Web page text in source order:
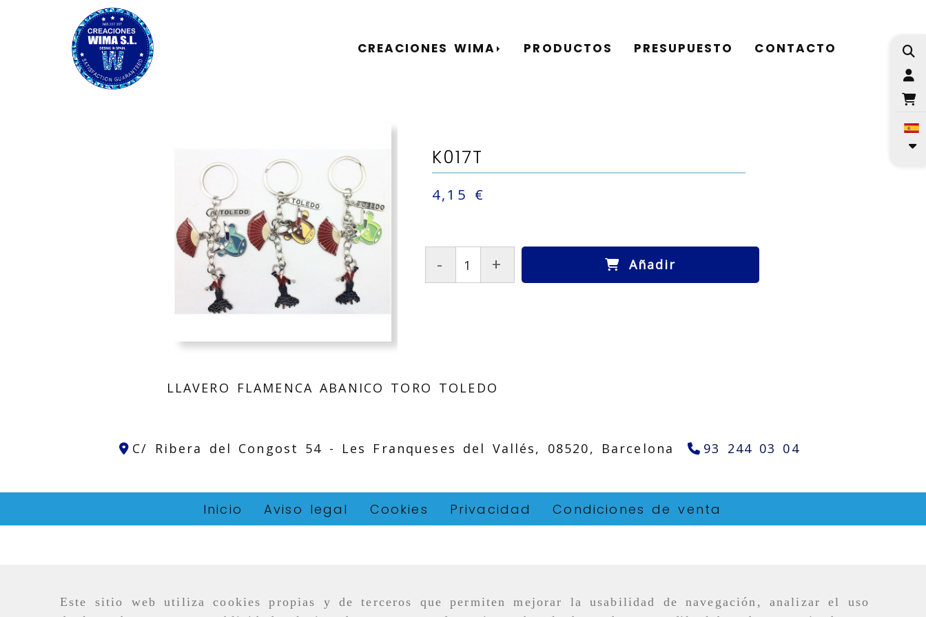
Este sitio web utiliza cookies propias y de terceros que permiten mejorar la usabilidad de navegación, analizar el uso
CREACIONES WIMA PRODUCTOS PRESUPUESTO CONTACTO
K017T
4,15 €
- + Añadir
LLAVERO FLAMENCA ABANICO TORO TOLEDO
C/ Ribera del Congost 54 - Les Franqueses del Vallés, 08520, Barcelona 93 244 03 04
Inicio Aviso legal Cookies Privacidad Condiciones de venta